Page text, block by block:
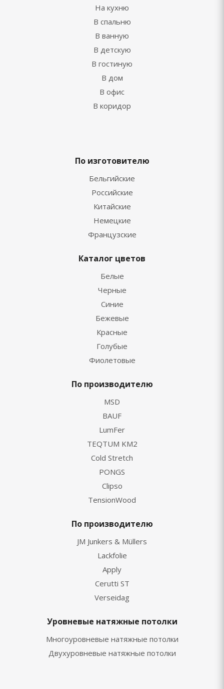
На кухню
В спальню
В ванную
В детскую
В гостиную
В дом
В офис
В коридор
По изготовителю
Бельгийские
Российские
Китайские
Немецкие
Французские
Каталог цветов
Белые
Черные
Синие
Бежевые
Красные
Голубые
Фиолетовые
По производителю
MSD
BAUF
LumFer
TEQTUM KM2
Cold Stretch
PONGS
Clipso
TensionWood
По производителю
JM Junkers & Müllers
Lackfolie
Apply
Cerutti ST
Verseidag
Уровневые натяжные потолки
Многоуровневые натяжные потолки
Двухуровневые натяжные потолки